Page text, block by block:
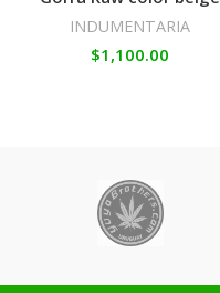
INDUMENTARIA
$1,100.00